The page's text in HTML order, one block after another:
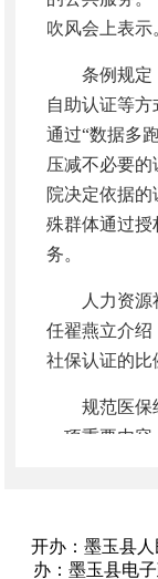
吹风会上表示
条例规定
自助认证等方
通过“数据多
压减不必要
院决定依据
殊群体通过授
务。
人力资
任翟燕立介
社保认证的比
规范医保
一项重要内容
范了办事环节
长黄华波说
开办：墨玉县
办：墨玉县电